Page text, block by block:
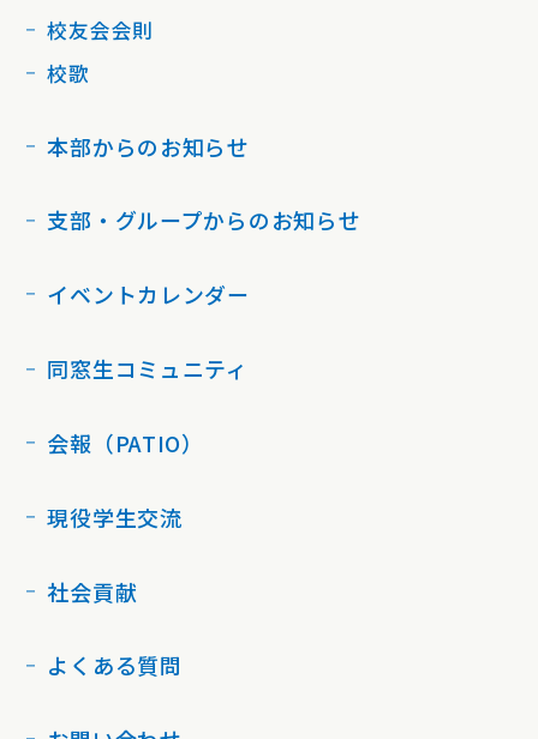
校友会会則
校歌
本部からのお知らせ
支部・グループからのお知らせ
イベントカレンダー
同窓生コミュニティ
会報（PATIO）
現役学生交流
社会貢献
よくある質問